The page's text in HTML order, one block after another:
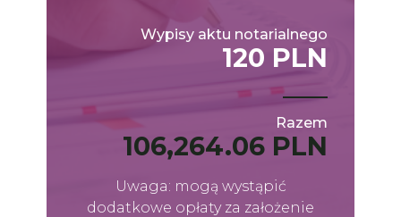
Wypisy aktu notarialnego
120 PLN
Razem
106,264.06 PLN
Uwaga: mogą wystąpić
dodatkowe opłaty za założenie